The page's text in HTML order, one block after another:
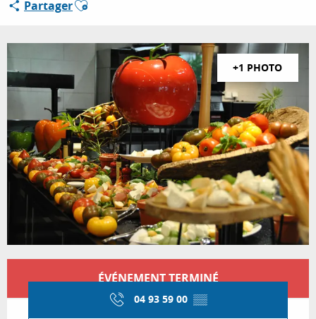
SÉJOURNER
Partager
+1 PHOTO
Ouverture et coordonnées
ÉVÉNEMENT TERMINÉ
04 93 59 00 ▒▒